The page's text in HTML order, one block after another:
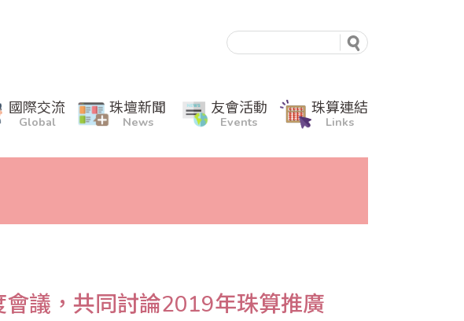
國際交流
Global
珠壇新聞
News
友會活動
Events
珠算連結
Links
議，共同討論2019年珠算推廣